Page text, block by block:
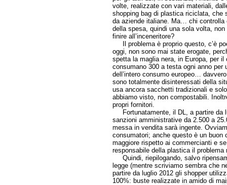
volte, realizzate con vari materiali,
shopping bag di plastica riciclata, che
da aziende italiane. Ma… chi controlla
della spesa, quindi una sola volta,
finire all’inceneritore?
Il problema è proprio questo, c’è
oggi, non sono mai state erogate,
spetta la maglia nera, in Europa, per
consumano 300 a testa ogni anno
dell’intero consumo europeo…
sono totalmente disinteressati della
usa ancora sacchetti tradizionali e
abbiamo visto, non compostabili.
propri fornitori.
Fortunatamente, il DL, a partire da
sanzioni amministrative da 2.500 a
messa in vendita sarà ingente.
consumatori; anche questo è un
maggiore rispetto ai commercianti e
responsabile della plastica il
Quindi, riepilogando, salvo
legge (mentre scriviamo sembra che
partire da luglio 2012 gli shopper
100%: buste realizzate in amido di